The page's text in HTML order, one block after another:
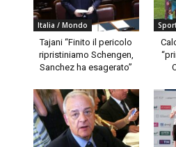
Italia / Mondo
Tajani “Finito il pericolo
ripristiniamo Schengen,
Sanchez ha esagerato”